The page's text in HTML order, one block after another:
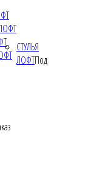
СТУЛЬЯ
ЛОФТПод